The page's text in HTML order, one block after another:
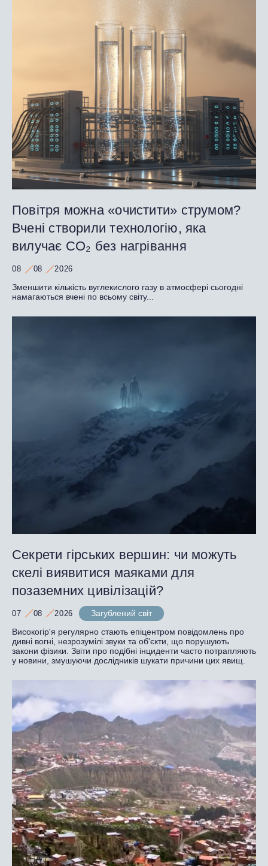
Повітря можна «очистити» струмом?
Вчені створили технологію, яка
вилучає CO₂ без нагрівання
08 08 2026
Зменшити кількість вуглекислого газу в атмосфері сьогодні
намагаються вчені по всьому світу...
Секрети гірських вершин: чи можуть
скелі виявитися маяками для
позаземних цивілізацій?
07 08 2026
Загублений світ
Високогір'я регулярно стають епіцентром повідомлень про
дивні вогні, незрозумілі звуки та об'єкти, що порушують
закони фізики. Звіти про подібні інциденти часто потрапляють
у новини, змушуючи дослідників шукати причини цих явищ.